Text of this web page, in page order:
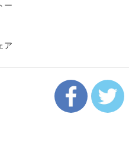
ー
ア